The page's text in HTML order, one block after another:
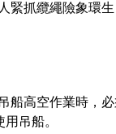
緊抓纜繩險象環
船高空作業時，
吊船。